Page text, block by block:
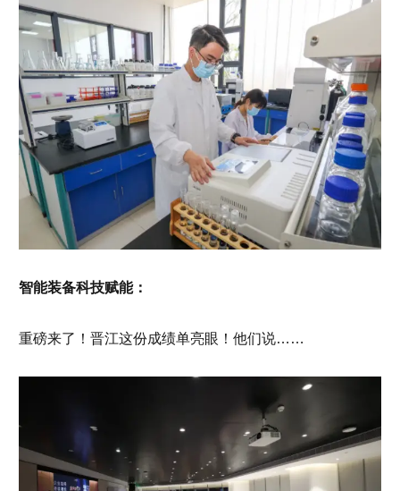
智能装备科技赋能：
重磅来了！晋江这份成绩单亮眼！他们说……